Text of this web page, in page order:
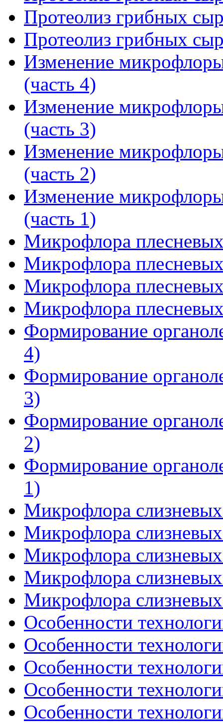
Протеолиз грибных
Протеолиз грибных
Изменение
(часть 4)
Изменение
(часть 3)
Изменение
(часть 2)
Изменение
(часть 1)
Микрофлора
Микрофлора
Микрофлора
Микрофлора
Формирование
4)
Формирование
3)
Формирование
2)
Формирование
1)
Микрофлора
Микрофлора
Микрофлора
Микрофлора
Микрофлора
Особенности
Особенности
Особенности
Особенности
Особенности